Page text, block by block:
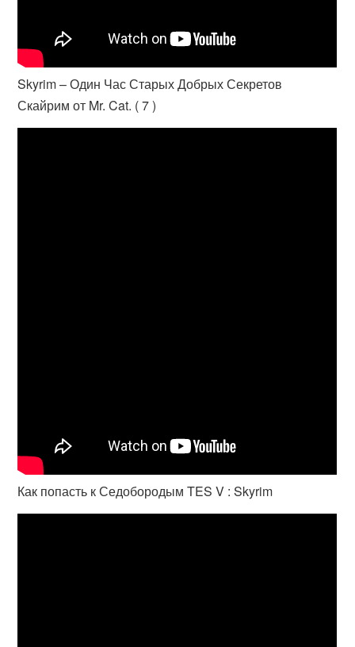
Skyrim – Один Час Старых Добрых Секретов
Скайрим от Mr. Cat. ( 7 )
Как попасть к Седобородым TES V : Skyrim